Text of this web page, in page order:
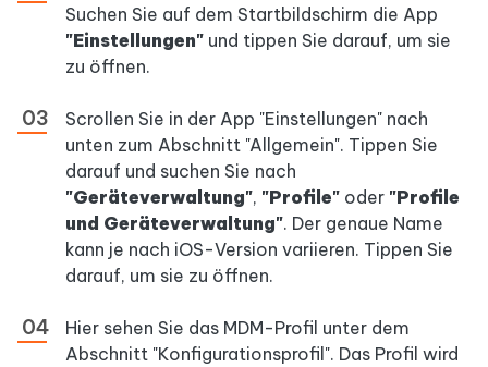
Suchen Sie auf dem Startbildschirm die App
"Einstellungen" und tippen Sie darauf, um sie
zu öffnen.
Scrollen Sie in der App "Einstellungen" nach
unten zum Abschnitt "Allgemein". Tippen Sie
darauf und suchen Sie nach
"Geräteverwaltung", "Profile" oder "Profile
und Geräteverwaltung". Der genaue Name
kann je nach iOS-Version variieren. Tippen Sie
darauf, um sie zu öffnen.
Hier sehen Sie das MDM-Profil unter dem
Abschnitt "Konfigurationsprofil". Das Profil wird